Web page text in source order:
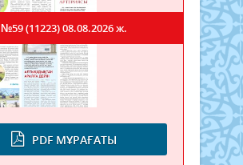
PDF МҰРАҒАТЫ
№59 (11223)08.08.2026 ж.